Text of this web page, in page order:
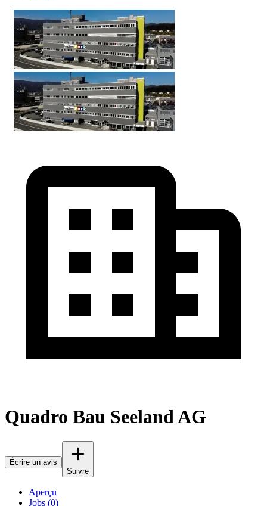
Quadro Bau Seeland AG
Écrire un avis
Suivre
Aperçu
Jobs (0)